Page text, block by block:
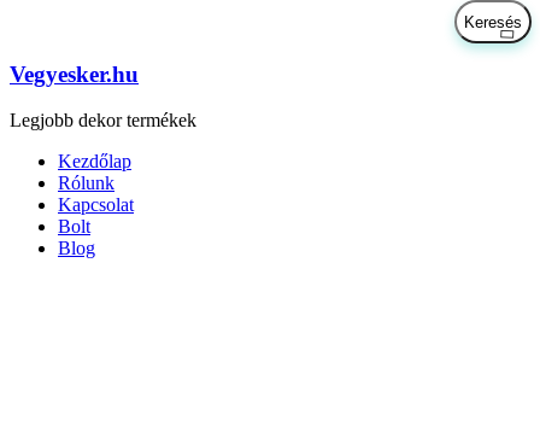
Vegyesker.hu
Legjobb dekor termékek
Kezdőlap
Rólunk
Kapcsolat
Bolt
Blog